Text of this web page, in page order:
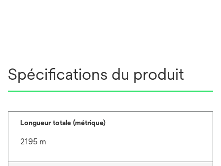
Spécifications du produit
Longueur totale (métrique)
2195 m